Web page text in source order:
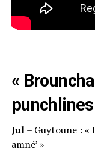
«
punchlines
Jul– Guytoune : «
amné’ »